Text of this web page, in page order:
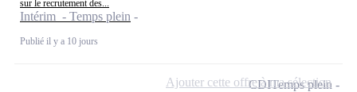
sur le recrutement des...
Intérim - Temps plein
Publié il y a 10 jours
CDITemps plein
Ajouter cette offre à ma sélection